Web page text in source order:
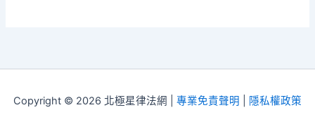
Copyright © 2026 北極星律法網 | 專業免責聲明 隱私權政策